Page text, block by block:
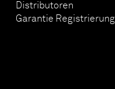
Distributoren
Garantie Registrierung